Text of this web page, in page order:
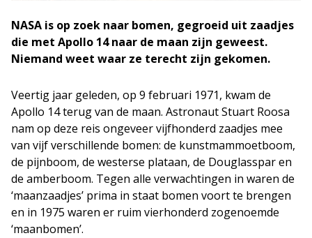
NASA is op zoek naar bomen, gegroeid uit zaadjes
die met Apollo 14 naar de maan zijn geweest.
Niemand weet waar ze terecht zijn gekomen.
Veertig jaar geleden, op 9 februari 1971, kwam de
Apollo 14 terug van de maan. Astronaut Stuart Roosa
nam op deze reis ongeveer vijfhonderd zaadjes mee
van vijf verschillende bomen: de kunstmammoetboom,
de pijnboom, de westerse plataan, de Douglasspar en
de amberboom. Tegen alle verwachtingen in waren de
‘maanzaadjes’ prima in staat bomen voort te brengen
en in 1975 waren er ruim vierhonderd zogenoemde
‘maanbomen’.